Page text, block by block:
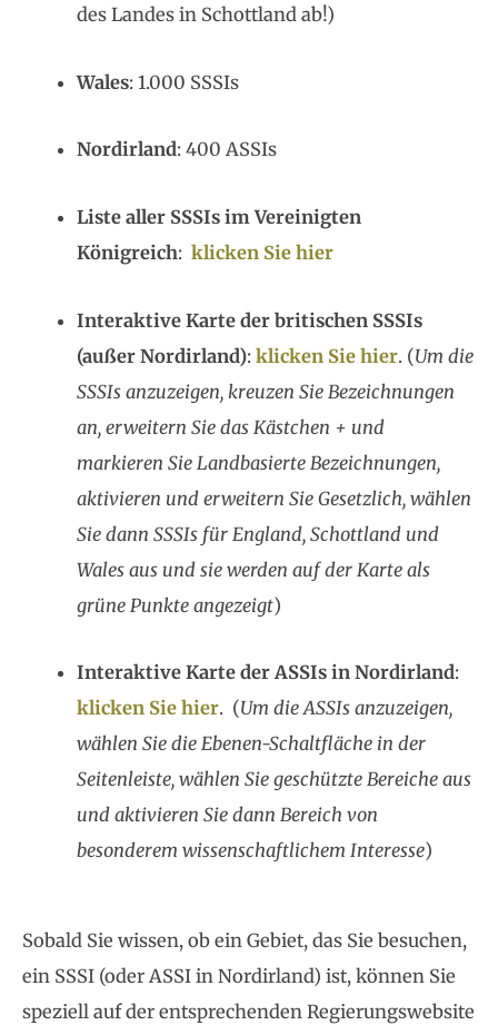
des Landes in Schottland ab!)
Wales: 1.000 SSSIs
Nordirland: 400 ASSIs
Liste aller SSSIs im Vereinigten
Königreich:klicken Sie hier
Interaktive Karte der britischen SSSIs
(außer Nordirland):klicken Sie hier. (Um die
SSSIs anzuzeigen, kreuzen Sie Bezeichnungen
an, erweitern Sie das Kästchen + und
markieren Sie Landbasierte Bezeichnungen,
aktivieren und erweitern Sie Gesetzlich, wählen
Sie dann SSSIs für England, Schottland und
Wales aus und sie werden auf der Karte als
grüne Punkte angezeigt)
Interaktive Karte der ASSIs in Nordirland:
klicken Sie hier. (Um die ASSIs anzuzeigen,
wählen Sie die Ebenen-Schaltfläche in der
Seitenleiste, wählen Sie geschützte Bereiche aus
und aktivieren Sie dann Bereich von
besonderem wissenschaftlichem Interesse)
Sobald Sie wissen, ob ein Gebiet, das Sie besuchen,
ein SSSI (oder ASSI in Nordirland) ist, können Sie
speziell auf der entsprechenden Regierungswebsite